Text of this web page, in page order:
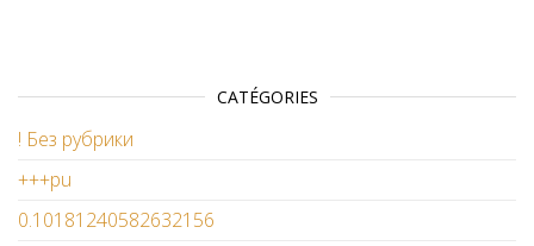
CATÉGORIES
! Без рубрики
+++pu
0.10181240582632156